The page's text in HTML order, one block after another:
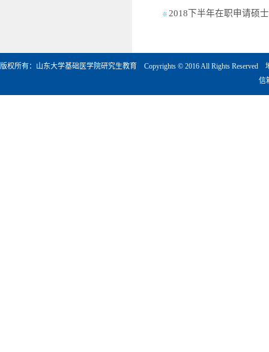
※ 2018下半年在职申请硕
版权所有：山东大学基础医学院研究生教育 Copyrights © 2016 All Rights
信